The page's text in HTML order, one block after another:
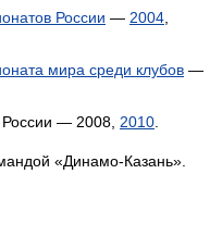
России — 2004
мира среди клубов —
— 2008, 2010
«Динамо-Казань».